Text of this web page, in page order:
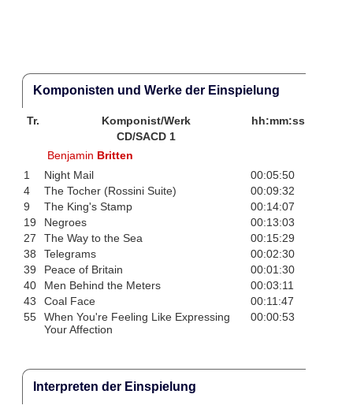
Komponisten und Werke der Einspielung
Tr. Komponist/Werk
hh:mm:ss
CD/SACD 1
Benjamin Britten
1
Night Mail
00:05:50
4
The Tocher (Rossini Suite)
00:09:32
9
The King's Stamp
00:14:07
19
Negroes
00:13:03
27
The Way to the Sea
00:15:29
38
Telegrams
00:02:30
39
Peace of Britain
00:01:30
40
Men Behind the Meters
00:03:11
43
Coal Face
00:11:47
55
When You're Feeling Like Expressing
Your Affection
00:00:53
Interpreten der Einspielung